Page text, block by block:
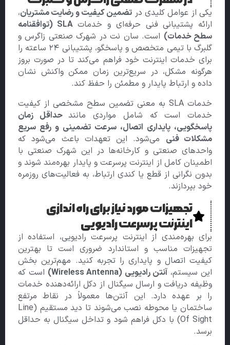
یکی از عوامل کلیدی در تضمین کیفیت و رضایت مشتریان،
ارائه پشتیبانی فنی حرفه‌ای و خدمات
SLA (توافقنامه
سطح خدمات) است. سان‌ نت در شهرک صنعتی زاگرس و
گلبرگ با تیمی متخصص و پاسخگو، پشتیبانی ۲۴ ساعته را
برای خدمات اینترنت خود فراهم می‌کند تا در صورت بروز
هرگونه مشکل، در سریع‌ترین زمان ممکن واکنش نشان
داده و ارتباط پایدار و مطمئن را حفظ کند.
خدمات SLA به معنی تضمین سطح مشخصی از کیفیت
خدمات است که شامل مواردی مانندحداقل زمان
پاسخگویی، پایداری اتصال، سرعت تضمینی و رفع سریع
مشکلات فنی می‌شود. این تعهدات باعث می‌شود که
واحدهای صنعتی و کارخانه‌ها در این شهرک صنعتی با
اطمینان کامل از اینترنت پرسرعت و پایدار بهره‌مند شوند و
بدون نگرانی از قطع یا کندی ارتباط، به فعالیت‌های روزمره
خود بپردازند.
تجهیزات مورد نیاز برای راه اندازی
اینترنت پرسرعت رادیویی
برای بهره‌مندی از اینترنت پرسرعت رادیویی، استفاده از
تجهیزات مناسب و استاندارد ضروری است تا بهترین
کیفیت اتصال و پایداری را تجربه کنید. مهم‌ترین بخش
این سیستم،آنتن رادیویی (Wireless Antenna)
است که
وظیفه دریافت و ارسال سیگنال از دکل ارائه‌دهنده خدمات
را بر عهده دارد. این آنتن‌ها معمولاً در نقاط مرتفع
ساختمان یا محوطه نصب می‌شوند تا دید مستقیم (Line
Of Sight) با دکل فراهم شود و تداخل سیگنال به حداقل
برسد.